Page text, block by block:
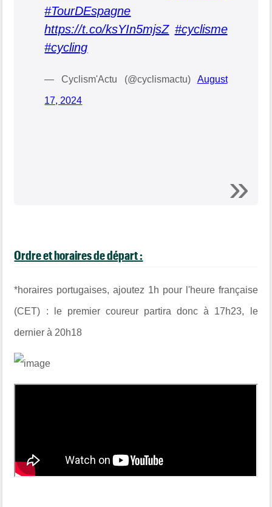
#TourDEspagne
https://t.co/ksYIn5mjsZ #cyclisme
#cycling
— Cyclism'Actu (@cyclismactu) August
17, 2024
Ordre et horaires de départ :
*horaires portugaises, ajoutez 1h pour l'heure française
(CET) : le premier coureur partira donc à 17h23, le
dernier à 20h18